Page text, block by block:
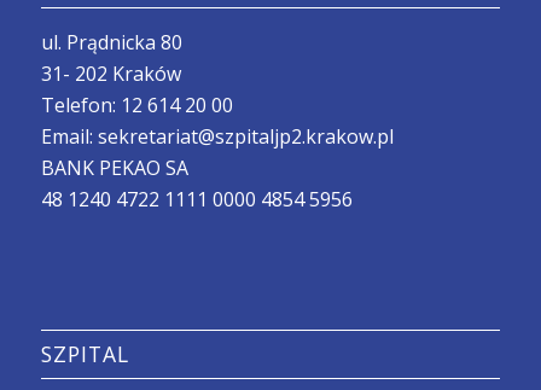
ul. Prądnicka 80
31- 202 Kraków
Telefon: 12 614 20 00
Email: sekretariat@szpitaljp2.krakow.pl
BANK PEKAO SA
48 1240 4722 1111 0000 4854 5956
SZPITAL